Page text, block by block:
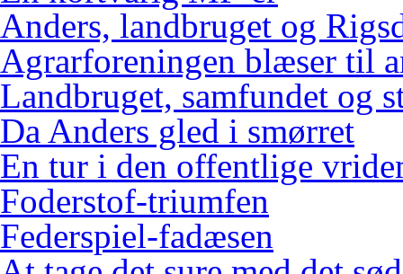
Anders, landbruget og
Agrarforeningen blæser til
Landbruget, samfundet og
Da Anders gled i smørret
En tur i den offentlige
Foderstof-triumfen
Federspiel-fadæsen